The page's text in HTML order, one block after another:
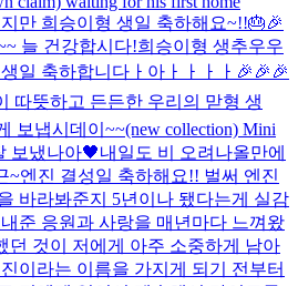
만 희승이형 생일 축하해요~!!🎂🎉
늘 건강합시다!희승이형 생추우우
일 축하합니다ㅏ아ㅏㅏㅏㅏ🎉🎉🎉
따뜻하고 든든한 우리의 맏형 생
보냅시데이~~(new collection) Mini
보냈나아🖤내일도 비 오려나올만에
~엔진 결성일 축하해요!! 벌써 엔진
바라봐준지 5년이나 됐다는게 실감
준 응원과 사랑을 매년마다 느껴왔
던 것이 저에게 아주 소중하게 남아
이라는 이름을 가지게 되기 전부터